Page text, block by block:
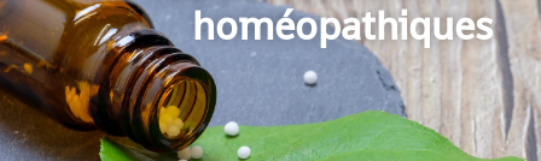
homéopathiques